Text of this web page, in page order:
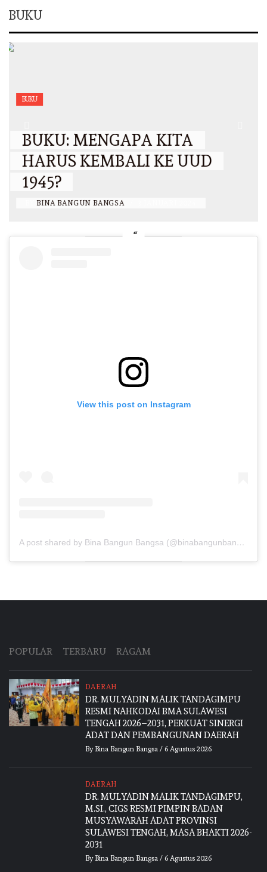
BUKU
BUKU : BIMBINGAN
KONSELING, KELAS XII
BY BINA BANGUN BANGSA
View this post on Instagram
A post shared by Bina Bangun Bangsa (@binabangunbangsa)
POPULAR TERBARU RAGAM
DAERAH
DR. MULYADIN MALIK TANDAGIMPU
RESMI NAHKODAI BMA SULAWESI
TENGAH 2026–2031, PERKUAT SINERGI
ADAT DAN PEMBANGUNAN DAERAH
By Bina Bangun Bangsa/ 6 Agustus 2026
DAERAH
DR. MULYADIN MALIK TANDAGIMPU,
M.SI., CIGS RESMI PIMPIN BADAN
MUSYAWARAH ADAT PROVINSI
SULAWESI TENGAH, MASA BHAKTI 2026-
2031
By Bina Bangun Bangsa/ 6 Agustus 2026